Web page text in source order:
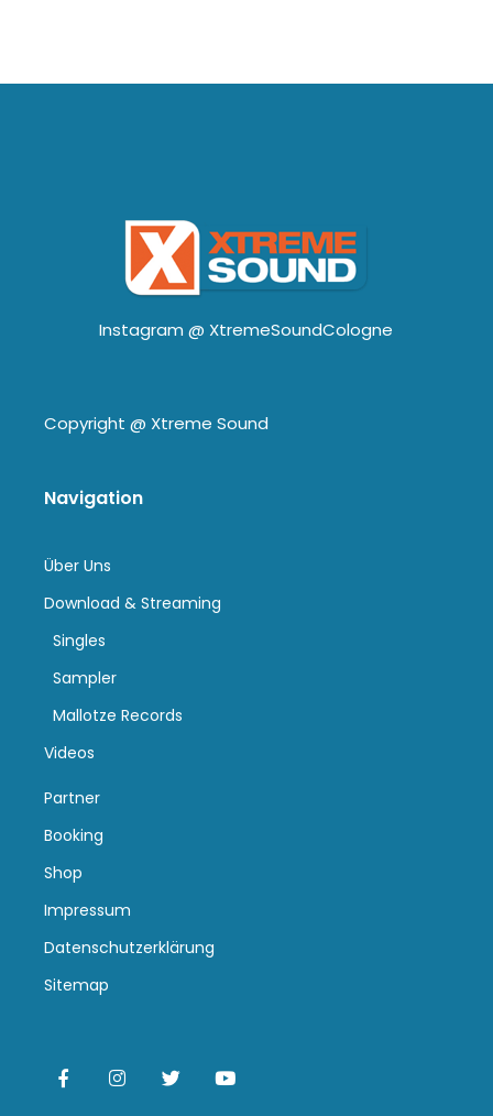
Instagram @ XtremeSoundCologne
Copyright @ Xtreme Sound
Navigation
Über Uns
Download & Streaming
Singles
Sampler
Mallotze Records
Videos
Partner
Booking
Shop
Impressum
Datenschutzerklärung
Sitemap